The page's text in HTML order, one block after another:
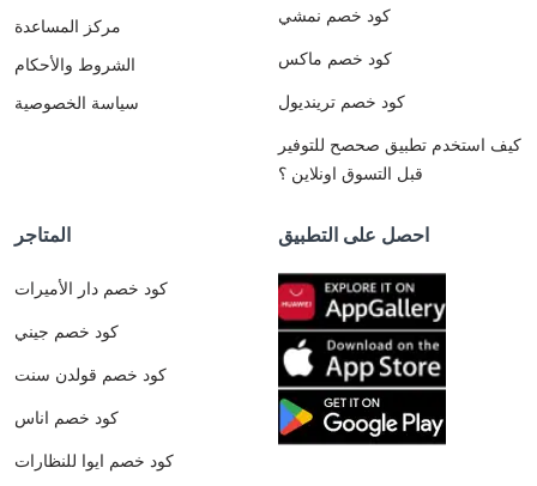
مركز المساعدة
الشروط والأحكام
سياسة الخصوصية
كود خصم نمشي
كود خصم ماكس
كود خصم ترينديول
كيف استخدم تطبيق صحصح للتوفير
قبل التسوق اونلاين ؟
المتاجر
كود خصم دار الأميرات
كود خصم جيني
كود خصم قولدن سنت
كود خصم اناس
كود خصم ايوا للنظارات
احصل على التطبيق